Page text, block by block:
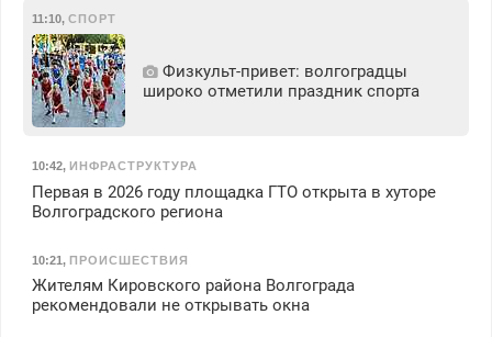
11:10, СПОРТ
Физкульт‑привет: волгоградцы
широко отметили праздник спорта
10:42, ИНФРАСТРУКТУРА
Первая в 2026 году площадка ГТО открыта в хуторе
Волгоградского региона
10:21, ПРОИСШЕСТВИЯ
Жителям Кировского района Волгограда
рекомендовали не открывать окна